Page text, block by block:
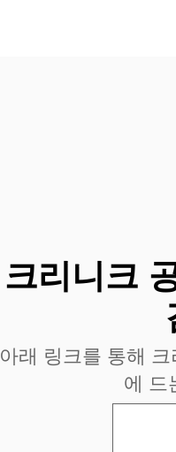
크리니크
아래 링크를 통해
에 드